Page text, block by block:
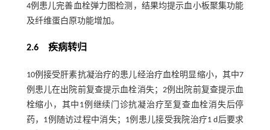
4例患儿完善血栓弹力图检测，结果均提示血小板聚集功能
及纤维蛋白原功能增加。
2.6 疾病转归
10例接受肝素抗凝治疗的患儿经治疗血栓明显缩小，其中7
例患儿在出院前复查提示血栓消失；2例出院前复查提示血
栓缩小，其中1例继续门诊抗凝治疗至复查血栓消失后停
药，1例随访过程中消失；1例患儿接受我院治疗1 d后要求